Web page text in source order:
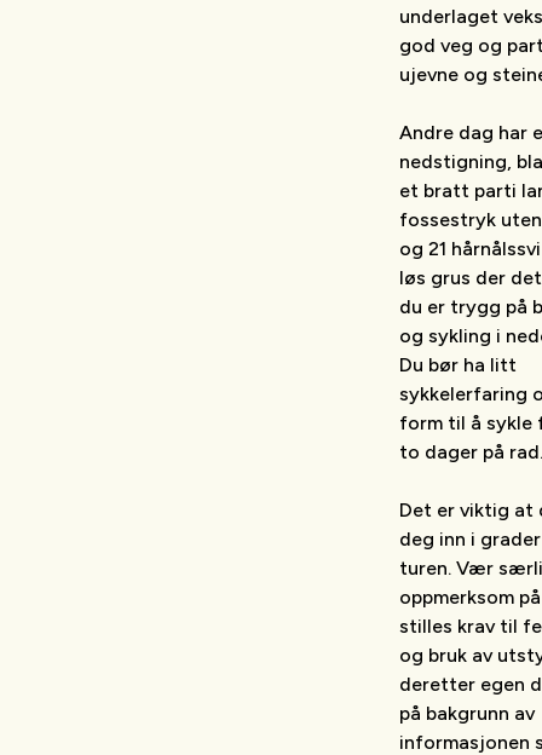
underlaget
god veg og
ujevne og
Andre dag har
nedstigning,
et bratt parti
fossestryk
og 21
løs grus der
du er trygg på
og sykling i
Du bør ha litt
sykkelerfaring
form til å sykle
to dager på rad.
Det er viktig at
deg inn i
turen. Vær
oppmerksom
stilles krav til
og bruk av
deretter egen
på bakgrunn av
informasjonen